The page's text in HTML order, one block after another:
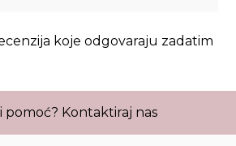
koje odgovaraju zadatim
pomoć? Kontaktiraj nas